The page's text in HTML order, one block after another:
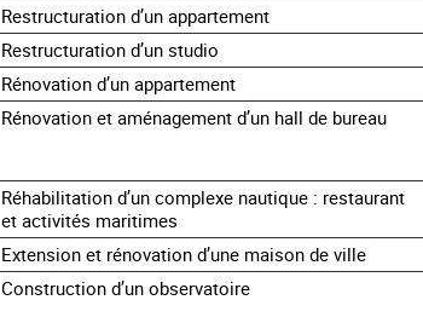
Restructuration d’un appartement
Restructuration d’un studio
Rénovation d’un appartement
Rénovation et aménagement d’un hall de bureau
Réhabilitation d’un complexe nautique : restaurant
et activités maritimes
Extension et rénovation d’une maison de ville
Construction d’un observatoire